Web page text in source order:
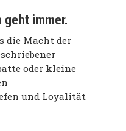
geht immer.
die Macht der
oder kleine
und Loyalität